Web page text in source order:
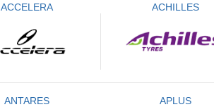
ACCELERA ACHILLES
ANTARES APLUS